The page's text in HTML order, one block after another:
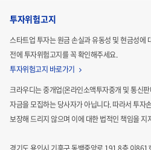
투자위험고지
스타트업 투자는 원금 손실과 유동성 및 현금성에
전에 투자위험고지를 꼭 확인해주세요.
투자위험고지 바로가기
크라우디는 중개업(온라인소액투자중개 및 통신
자금을 모집하는당사자가 아닙니다. 따라서 투자
보장해 드리지 않으며 이에 대한 법적인 책임을 지